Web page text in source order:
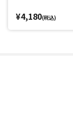
¥4,180(税込)